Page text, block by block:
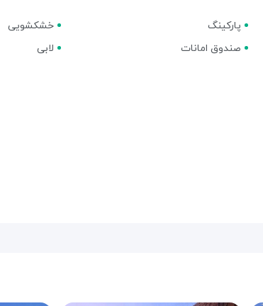
پارکینگ
خشکشویی
صندوق امانات
لابی